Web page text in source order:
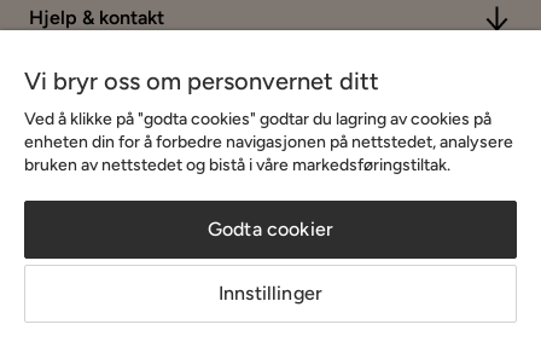
Hjelp & kontakt
Sortiment & tilbud
Inspirasjon
Om Chilli
Vi bryr oss om personvernet ditt
Ved å klikke på "godta cookies" godtar du lagring av cookies på
enheten din for å forbedre navigasjonen på nettstedet, analysere
bruken av nettstedet og bistå i våre markedsføringstiltak.
Godta cookier
Innstillinger